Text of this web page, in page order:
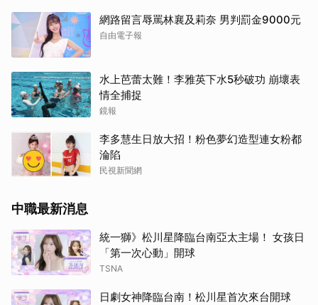
網路留言辱罵林襄及莉奈 男判罰金9000元
自由電子報
水上芭蕾太難！李雅英下水5秒破功 崩壞表
情全捕捉
鏡報
李多慧生日放大招！粉色夢幻造型連女粉都
淪陷
民視新聞網
中職最新消息
統一獅》松川星降臨台南亞太主場！ 女孩日
「第一次心動」開球
TSNA
日劇女神降臨台南！松川星首次來台開球
取消